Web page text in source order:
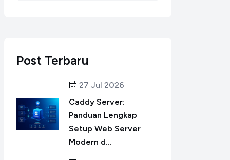
Post Terbaru
27 Jul 2026
Caddy Server:
Panduan Lengkap
Setup Web Server
Modern d...